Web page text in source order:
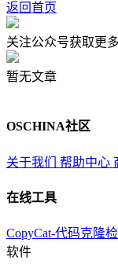
返回首页
关注公众号获取更
暂无文章
OSCHINA社区
关于我们 帮助中心
在线工具
CopyCat-代码克隆
软件